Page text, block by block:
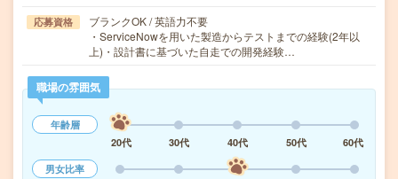
応募資格
ブランクOK / 英語力不要
・ServiceNowを用いた製造からテストまでの経験(2年以
上)・設計書に基づいた自走での開発経験…
職場の雰囲気
年齢層
20代
30代 40代 50代
60代
男女比率